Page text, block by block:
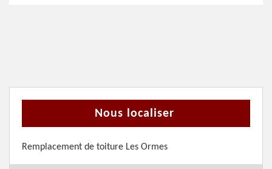
Nous localiser
Remplacement de toiture Les Ormes